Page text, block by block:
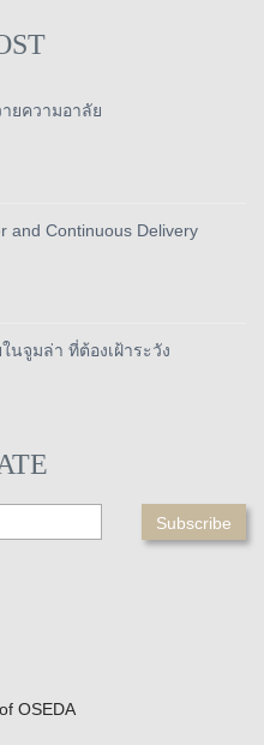
ยความอาลัย
and Continuous Delivery
นจูมล่า ที่ต้องเฝ้าระวัง
OSEDA